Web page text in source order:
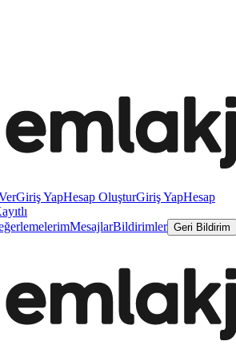
Giriş YapHesap OluşturGiriş YapHesap
MesajlarBildirimler Geri Bildirim